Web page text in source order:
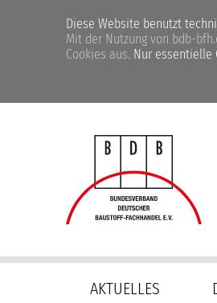
Diese Website benutzt
Mit der Nutzung von bdb-
Cookies aus. Nur essentielle
überspringen
AKTUELLES